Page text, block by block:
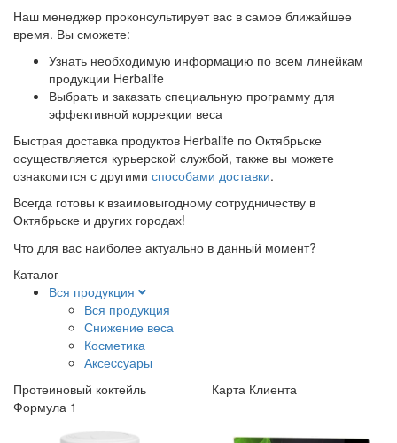
Наш менеджер проконсультирует вас в самое ближайшее
время. Вы сможете:
Узнать необходимую информацию по всем линейкам
продукции Herbalife
Выбрать и заказать специальную программу для
эффективной коррекции веса
Быстрая доставка продуктов Herbalife по Октябрьске
осуществляется курьерской службой, также вы можете
ознакомится с другими способами доставки.
Всегда готовы к взаимовыгодному сотрудничеству в
Октябрьске и других городах!
Что для вас наиболее актуально в данный момент?
Каталог
Вся продукция
Вся продукция
Снижение веса
Косметика
Аксеcсуары
Протеиновый коктейль
Формула 1
Карта Клиента